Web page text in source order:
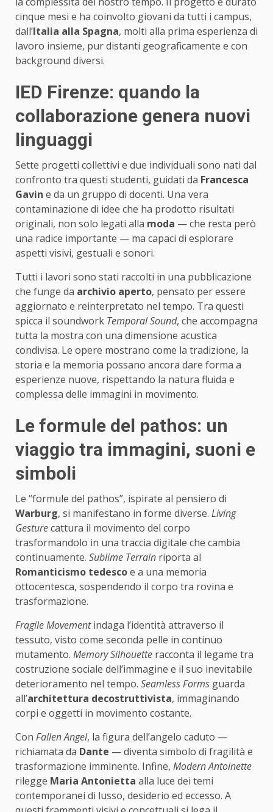
cinque mesi e ha coinvolto giovani da tutti i campus,
dall’Italia alla Spagna, molti alla prima esperienza di
lavoro insieme, pur distanti geograficamente e con
background diversi.
IED Firenze: quando la
collaborazione genera nuovi
linguaggi
Sette progetti collettivi e due individuali sono nati dal
confronto tra questi studenti, guidati da Francesca
Gavin e da un gruppo di docenti. Una vera
contaminazione di idee che ha prodotto risultati
originali, non solo legati alla moda — che resta però
una radice importante — ma capaci di esplorare
aspetti visivi, gestuali e sonori.
Tutti i lavori sono stati raccolti in una pubblicazione
che funge da archivio aperto, pensato per essere
aggiornato e reinterpretato nel tempo. Tra questi
spicca il soundwork Temporal Sound, che accompagna
tutta la mostra con una dimensione acustica
condivisa. Le opere mostrano come la tradizione, la
storia e la memoria possano ancora dare forma a
esperienze nuove, rispettando la natura fluida e
complessa delle immagini in movimento.
Le formule del pathos: un
viaggio tra immagini, suoni e
simboli
Le “formule del pathos”, ispirate al pensiero di
Warburg, si manifestano in forme diverse. Living
Gesturecattura il movimento del corpo
trasformandolo in una traccia digitale che cambia
continuamente. Sublime Terrain riporta al
Romanticismo tedescoe a una memoria
ottocentesca, sospendendo il corpo tra rovina e
trasformazione.
Fragile Movementindaga l’identità attraverso il
tessuto, visto come seconda pelle in continuo
mutamento. Memory Silhouette racconta il legame tra
costruzione sociale dell’immagine e il suo inevitabile
deterioramento nel tempo. Seamless Forms guarda
all’architettura decostruttivista, immaginando
corpi e oggetti in movimento costante.
Con Fallen Angel, la figura dell’angelo caduto —
richiamata da Dante — diventa simbolo di fragilità e
trasformazione imminente. Infine, Modern Antoinette
rilegge Maria Antonietta alla luce dei temi
contemporanei di lusso, desiderio ed eccesso. A